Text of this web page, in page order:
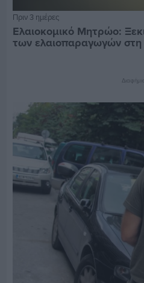
Πριν 3 ημέρες
Ελαιοκομικό Μητρώο:
των ελαιοπαραγωγών στη